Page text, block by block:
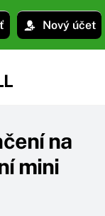
Nový účet
na
mini